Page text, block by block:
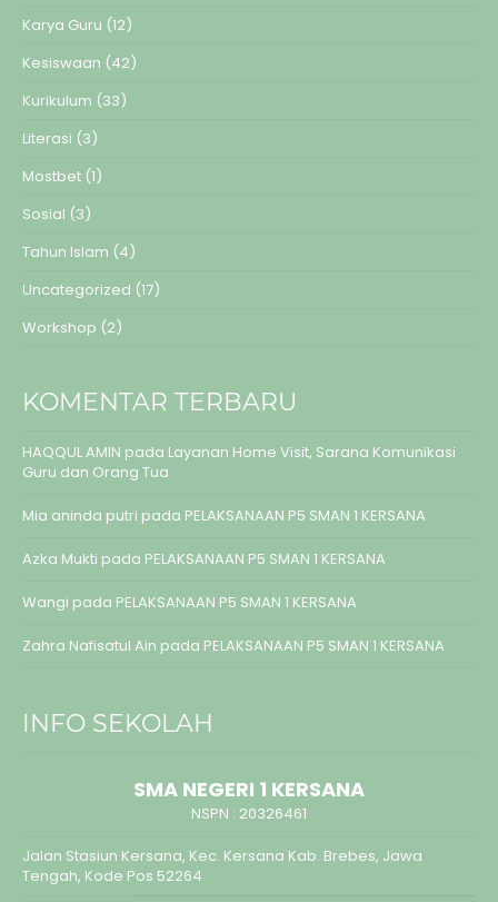
Karya Guru (12)
Kesiswaan (42)
Kurikulum (33)
Literasi (3)
Mostbet (1)
Sosial (3)
Tahun Islam (4)
Uncategorized (17)
Workshop (2)
KOMENTAR TERBARU
HAQQUL AMIN pada Layanan Home Visit, Sarana Komunikasi
Guru dan Orang Tua
Mia aninda putri pada PELAKSANAAN P5 SMAN 1 KERSANA
Azka Mukti pada PELAKSANAAN P5 SMAN 1 KERSANA
Wangi pada PELAKSANAAN P5 SMAN 1 KERSANA
Zahra Nafisatul Ain pada PELAKSANAAN P5 SMAN 1 KERSANA
INFO SEKOLAH
SMA NEGERI 1 KERSANA
NSPN : 20326461
Jalan Stasiun Kersana, Kec. Kersana Kab. Brebes, Jawa
Tengah, Kode Pos 52264